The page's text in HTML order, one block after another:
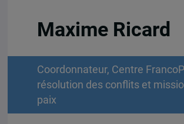
Maxime Ricard
Coordonnateur, Centre
résolution des conflits et
paix